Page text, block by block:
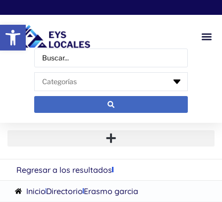
Abrir barra de herramientas
Regresar a los resultados
InicioDirectorioErasmo garcia